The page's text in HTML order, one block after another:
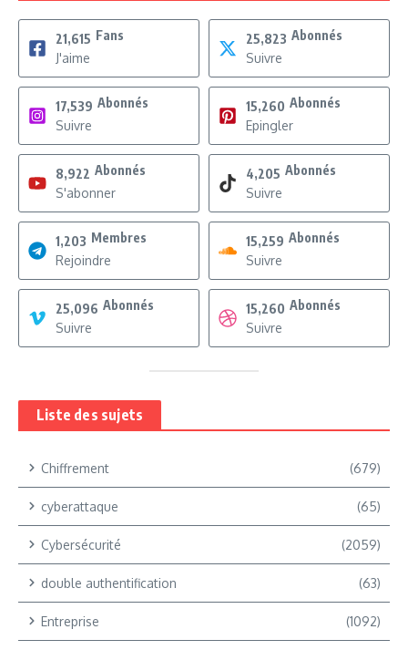
21,615 Fans
J'aime
25,823 Abonnés
Suivre
17,539 Abonnés
Suivre
15,260 Abonnés
Epingler
8,922 Abonnés
S'abonner
4,205 Abonnés
Suivre
1,203 Membres
Rejoindre
15,259 Abonnés
Suivre
25,096 Abonnés
Suivre
15,260 Abonnés
Suivre
Liste des sujets
Chiffrement (679)
cyberattaque (65)
Cybersécurité (2059)
double authentification (63)
Entreprise (1092)